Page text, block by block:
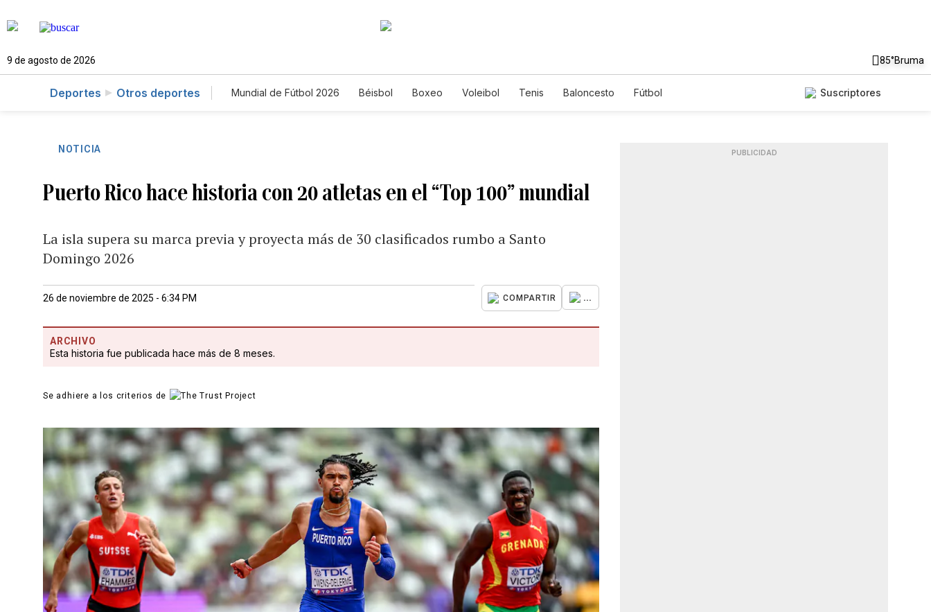
9 de agosto de 2026 85°Bruma
Deportes Otros deportes Mundial de Fútbol 2026 Béisbol Boxeo Voleibol Tenis Baloncesto Fútbol Suscriptores
NOTICIA
Puerto Rico hace historia con 20 atletas en el “Top 100” mundial
La isla supera su marca previa y proyecta más de 30 clasificados rumbo a Santo
Domingo 2026
26 de noviembre de 2025 - 6:34 PM COMPARTIR ...
ARCHIVO
Esta historia fue publicada hace más de 8 meses.
Se adhiere a los criterios de
PUBLICIDAD